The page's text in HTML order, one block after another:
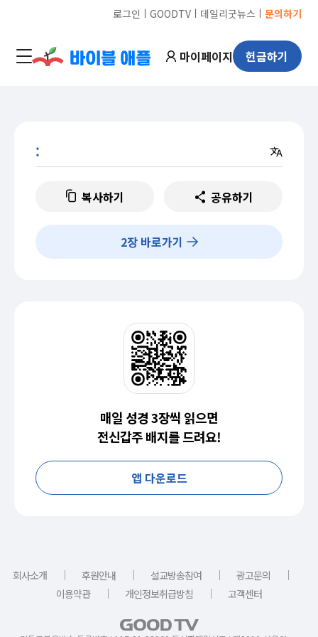
로그인 ㅣ GOODTVㅣ 데일리굿뉴스 ㅣ 문의하기
마이페이지 헌금하기
:
복사하기 공유하기
2장 바로가기
매일 성경 3장씩 읽으면
전신갑주 배지를 드려요!
앱 다운로드
회사소개 ｜ 후원안내 ｜ 설교방송참여 ｜ 광고문의
｜
이용약관
｜ 개인정보취급방침 ｜ 고객센터